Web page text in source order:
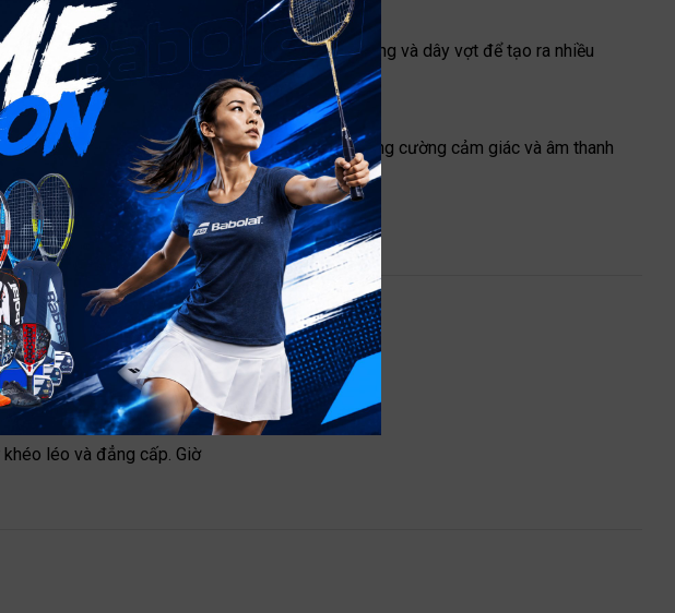
Woofer giúp tăng thời gian tiếp xúc giữa bóng và dây vợt để tạo ra nhiều
hệ thống chống rung mang tính cách mạng, tăng cường cảm giác và âm thanh
97mới và biến giấc mơ đó
tìm kiếm cảm giác bóng
léo và đẳng cấp. Giờ